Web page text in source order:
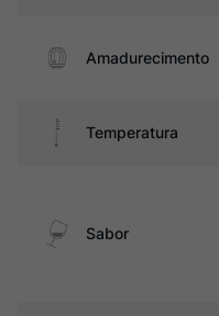
Amadurecimento
Temperatura
Sabor